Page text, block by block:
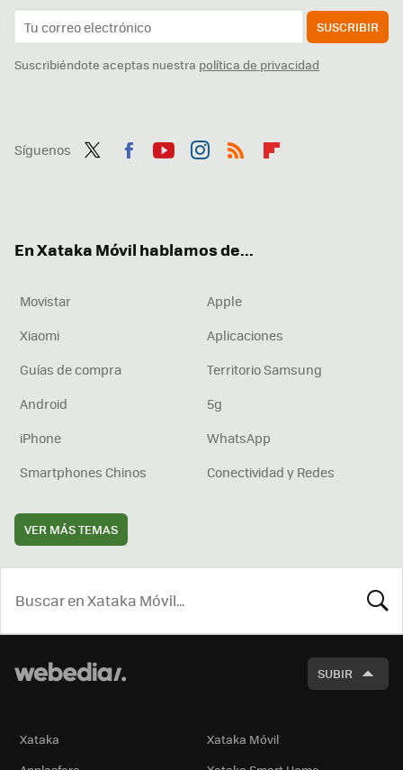
SUSCRIBIR
Suscribiéndote aceptas nuestra política de privacidad
Síguenos
En Xataka Móvil hablamos de...
Movistar
Apple
Xiaomi
Aplicaciones
Guías de compra
Territorio Samsung
Android
5g
iPhone
WhatsApp
Smartphones Chinos
Conectividad y Redes
VER MÁS TEMAS
SUBIR
Xataka
Xataka Móvil